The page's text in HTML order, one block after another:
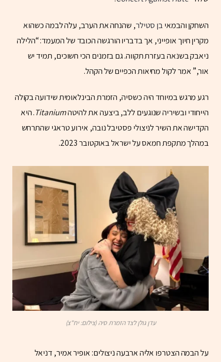
השחקן והבמאיבן סטילר, שהנחה את הערב, עלה לבמה כשהוא
מקרין חיוך אופייני, אך בדבריו הורגשה הכובד של המעמד: “הלילה
ניאבק בשנאה בעזרת תקווה. גם בזמנים הכי חשוכים, תמיד יש
אור,” אמר לקול מחיאות הכפיים של הקהל.
רגע מרגש במיוחד היה כשסיה, הזמרת הבינלאומית שידועה בקולה
הייחודי ובשיריה שנוגעים ללב, ביצעה את להיטהTitanium. היא
הקדישה את השיר לניצולי פסטיבל נובה, אירוע טראגי שהתרחש
במהלך מתקפת חמאס על ישראל באוקטובר 2023.
עדן גולן לצד הזמרת סיה (צילום: יח"צ)
על הבמה הצטרפו אליה ארבעה ניצולים: אופיר אמיר, דניאל